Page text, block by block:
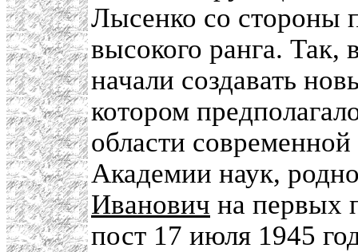
Лысенко со стороны
высокого ранга.
начали создавать
котором
области
Академии наук,
Иванович на первых
пост 17 июля 1945